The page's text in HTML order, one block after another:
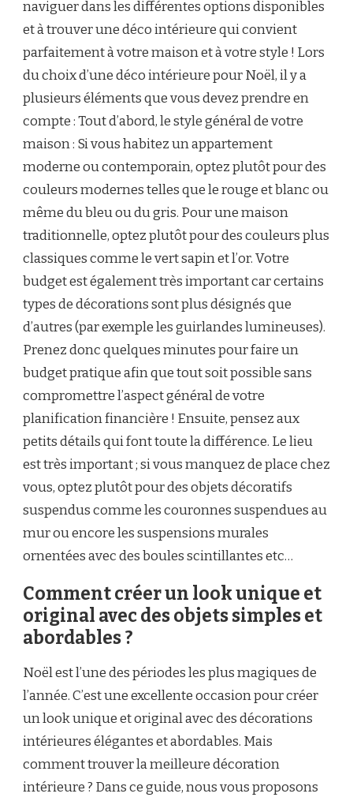
naviguer dans les différentes options disponibles
et à trouver une déco intérieure qui convient
parfaitement à votre maison et à votre style ! Lors
du choix d’une déco intérieure pour Noël, il y a
plusieurs éléments que vous devez prendre en
compte : Tout d’abord, le style général de votre
maison : Si vous habitez un appartement
moderne ou contemporain, optez plutôt pour des
couleurs modernes telles que le rouge et blanc ou
même du bleu ou du gris. Pour une maison
traditionnelle, optez plutôt pour des couleurs plus
classiques comme le vert sapin et l’or. Votre
budget est également très important car certains
types de décorations sont plus désignés que
d’autres (par exemple les guirlandes lumineuses).
Prenez donc quelques minutes pour faire un
budget pratique afin que tout soit possible sans
compromettre l’aspect général de votre
planification financière ! Ensuite, pensez aux
petits détails qui font toute la différence. Le lieu
est très important ; si vous manquez de place chez
vous, optez plutôt pour des objets décoratifs
suspendus comme les couronnes suspendues au
mur ou encore les suspensions murales
ornentées avec des boules scintillantes etc…
Comment créer un look unique et
original avec des objets simples et
abordables ?
Noël est l’une des périodes les plus magiques de
l’année. C’est une excellente occasion pour créer
un look unique et original avec des décorations
intérieures élégantes et abordables. Mais
comment trouver la meilleure décoration
intérieure ? Dans ce guide, nous vous proposons